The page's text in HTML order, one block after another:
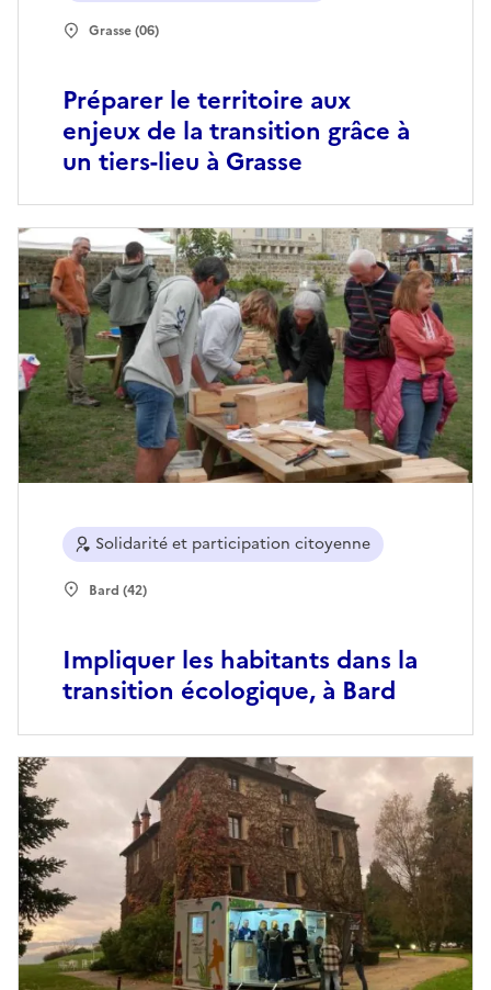
Préparer le territoire aux
enjeux de la transition grâce à
un tiers-lieu à Grasse
Grasse (06)
Impliquer les habitants dans la
transition écologique, à Bard
Solidarité et participation citoyenne
Bard (42)